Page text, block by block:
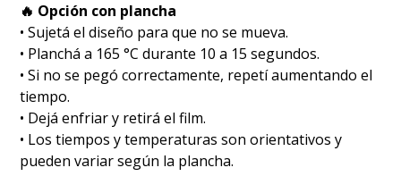
🔥 Opción con plancha
• Sujetá el diseño para que no se mueva.
• Planchá a 165 °C durante 10 a 15 segundos.
• Si no se pegó correctamente, repetí aumentando el
tiempo.
• Dejá enfriar y retirá el film.
• Los tiempos y temperaturas son orientativos y
pueden variar según la plancha.